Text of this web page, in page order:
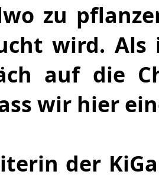
zu
wird. Als
auf die
wir hier
der